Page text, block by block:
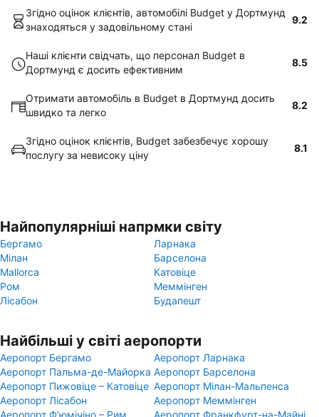
Згідно оцінок клієнтів, автомобілі Budget у Дортмунд
знаходяться у задовільному стані
9.2
Наші клієнти свідчать, що персонал Budget в
Дортмунд є досить ефективним
8.5
Отримати автомобіль в Budget в Дортмунд досить
швидко та легко
8.2
Згідно оцінок клієнтів, Budget забезбечує хорошу
послугу за невисоку ціну
8.1
Найпопулярніші напрмки світу
Бергамо
Ларнака
Мілан
Барселона
Mallorca
Катовіце
Ром
Меммінген
Лісабон
Будапешт
Найбільші у світі аеропорти
Аеропорт Бергамо
Аеропорт Ларнака
Аеропорт Пальма-де-Майорка Аеропорт Барселона
Аеропорт Пижовіце – Катовіце Аеропорт Мілан-Мальпенса
Аеропорт Лісабон
Аеропорт Меммінген
Аеропорт Ф'юмічіно – Рим
Аеропорт Франкфурт-на-Майні